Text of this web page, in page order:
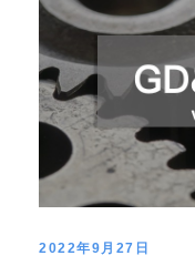
2022年9月27日